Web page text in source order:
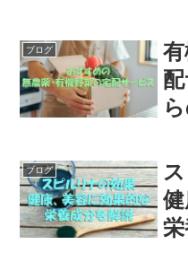
ブログ
ブログ